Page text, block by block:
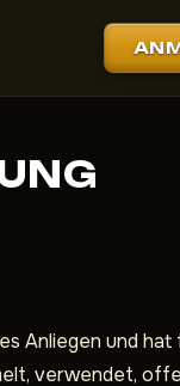
Anliegen und
verwendet,